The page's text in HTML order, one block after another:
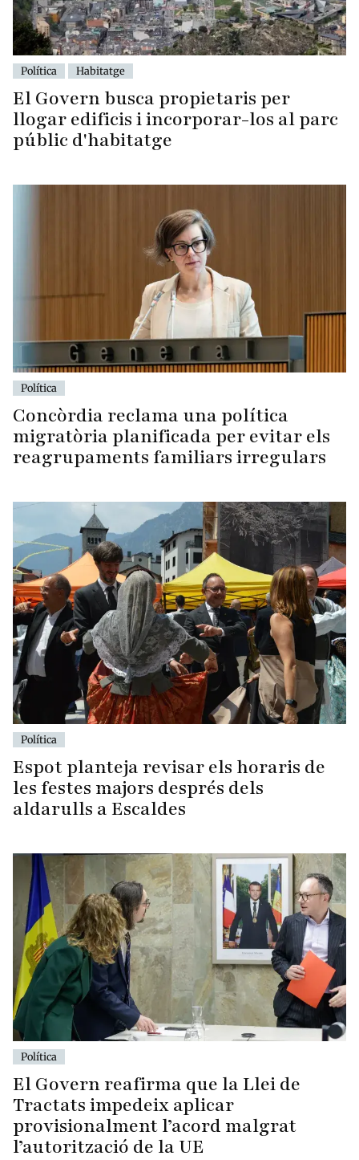
Política Habitatge
El Govern busca propietaris per
llogar edificis i incorporar-los al parc
públic d'habitatge
Política
Concòrdia reclama una política
migratòria planificada per evitar els
reagrupaments familiars irregulars
Política
Espot planteja revisar els horaris de
les festes majors després dels
aldarulls a Escaldes
Política
El Govern reafirma que la Llei de
Tractats impedeix aplicar
provisionalment l’acord malgrat
l’autorització de la UE